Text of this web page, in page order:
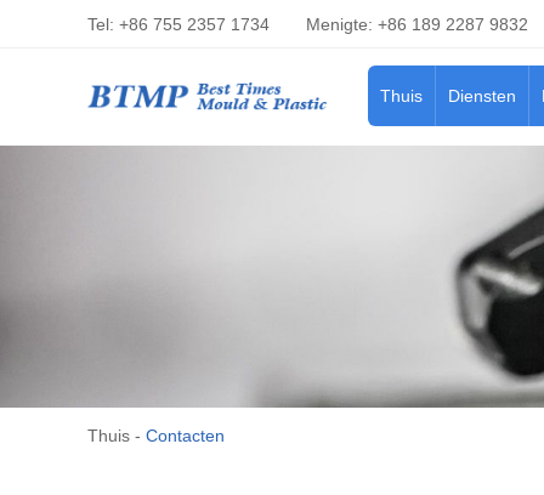
Tel: +86 755 2357 1734 Menigte: +86 189 2287 9832
Thuis Diensten
Thuis - Contacten